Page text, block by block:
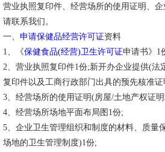
营业执照复印件、经营场所的使用证明、
请联系我们。
一、 申请保健品经营许可证资料
1、《保健食品(经营)卫生许可证申请书》1
2、营业执照复印件1份;新开办企业提供(
复印件以及工商行政部门出具的预先核准证
3、经营场所的使用证明(房屋/土地产权证
4、经营场所场地平面布局图1份;
5、企业卫生管理组织和制度的材料、质量
场地的卫生管理制度)1份;